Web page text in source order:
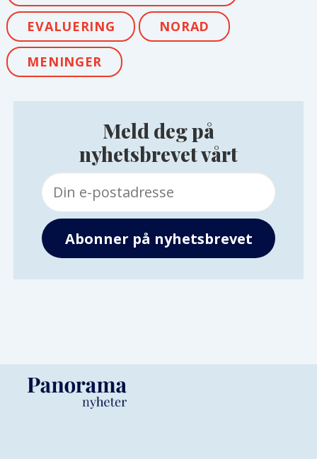
EVALUERING NORAD
MENINGER
Meld deg på
nyhetsbrevet vårt